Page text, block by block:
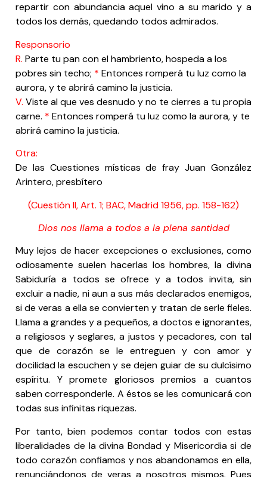
repartir con abundancia aquel vino a su marido y a
todos los demás, quedando todos admirados.
Responsorio
R. Parte tu pan con el hambriento, hospeda a los
pobres sin techo; * Entonces romperá tu luz como la
aurora, y te abrirá camino la justicia.
V. Viste al que ves desnudo y no te cierres a tu propia
carne. * Entonces romperá tu luz como la aurora, y te
abrirá camino la justicia.
Otra:
De las Cuestiones místicas de fray Juan González
Arintero, presbítero
(Cuestión II, Art. 1; BAC, Madrid 1956, pp. 158-162)
Dios nos llama a todos a la plena santidad
Muy lejos de hacer excepciones o exclusiones, como
odiosamente suelen hacerlas los hombres, la divina
Sabiduría a todos se ofrece y a todos invita, sin
excluir a nadie, ni aun a sus más declarados enemigos,
si de veras a ella se convierten y tratan de serle fieles.
Llama a grandes y a pequeños, a doctos e ignorantes,
a religiosos y seglares, a justos y pecadores, con tal
que de corazón se le entreguen y con amor y
docilidad la escuchen y se dejen guiar de su dulcísimo
espíritu. Y promete gloriosos premios a cuantos
saben corresponderle. A éstos se les comunicará con
todas sus infinitas riquezas.
Por tanto, bien podemos contar todos con estas
liberalidades de la divina Bondad y Misericordia si de
todo corazón confiamos y nos abandonamos en ella,
renunciándonos de veras a nosotros mismos. Pues